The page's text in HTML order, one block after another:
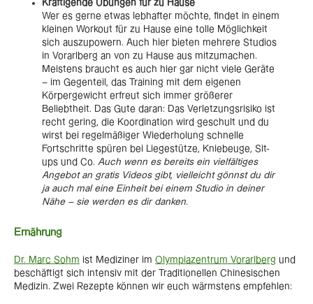
Kräftigende Übungen für zu Hause
Wer es gerne etwas lebhafter möchte, findet in einem
kleinen Workout für zu Hause eine tolle Möglichkeit
sich auszupowern. Auch hier bieten mehrere Studios
in Vorarlberg an von zu Hause aus mitzumachen.
Meistens braucht es auch hier gar nicht viele Geräte
– im Gegenteil, das Training mit dem eigenen
Körpergewicht erfreut sich immer größerer
Beliebtheit. Das Gute daran: Das Verletzungsrisiko ist
recht gering, die Koordination wird geschult und du
wirst bei regelmäßiger Wiederholung schnelle
Fortschritte spüren bei Liegestütze, Kniebeuge, Sit-
ups und Co. Auch wenn es bereits ein vielfältiges
Angebot an gratis Videos gibt, vielleicht gönnst du dir
ja auch mal eine Einheit bei einem Studio in deiner
Nähe – sie werden es dir danken.
Ernährung
Dr. Marc Sohm ist Mediziner im Olympiazentrum Vorarlberg und
beschäftigt sich intensiv mit der Traditionellen Chinesischen
Medizin. Zwei Rezepte können wir euch wärmstens empfehlen: